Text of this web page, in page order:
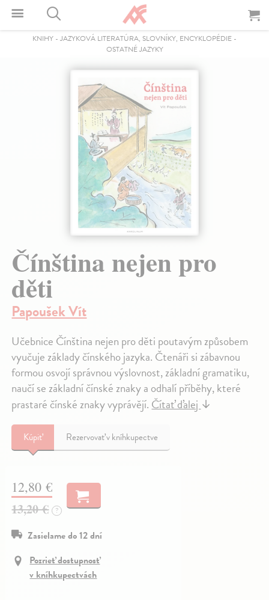
KNIHY - JAZYKOVÁ LITERATÚRA, SLOVNÍKY, ENCYKLOPÉDIE -
OSTATNÉ JAZYKY
Čínština nejen pro
děti
Papoušek Vít
Učebnice Čínština nejen pro děti poutavým způsobem
vyučuje základy čínského jazyka. Čtenáři si zábavnou
formou osvojí správnou výslovnost, základní gramatiku,
naučí se základní čínské znaky a odhalí příběhy, které
prastaré čínské znaky vyprávějí.Čítať ďalej↓
Kúpiť Rezervovať v kníhkupectve
12,80 €
13,20 € ?
Zasielame do 12 dní
Pozrieť dostupnosť
v kníhkupectvách